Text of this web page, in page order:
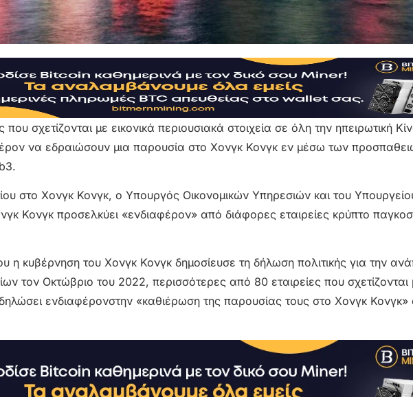
σχετίζονται με εικονικά περιουσιακά στοιχεία σε όλη την ηπειρωτική
να εδραιώσουν μια παρουσία στο Χονγκ Κονγκ εν μέσω των
στο Χονγκ Κονγκ, ο Υπουργός Οικονομικών Υπηρεσιών και του
Κονγκ προσελκύει «ενδιαφέρον» από διάφορες εταιρείες κρύπτο
η κυβέρνηση του Χονγκ Κονγκ δημοσίευσε τη δήλωση πολιτικής για την
τον Οκτώβριο του 2022, περισσότερες από 80 εταιρείες που σχετίζονται
ενδιαφέρονστην «καθιέρωση της παρουσίας τους στο Χονγκ